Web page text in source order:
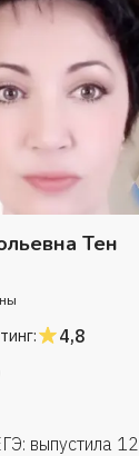
Тен
4,8
выпустила 12